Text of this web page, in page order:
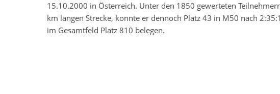
15.10.2000 in Österreich. Unter den 1850 gewerteten
km langen Strecke, konnte er dennoch Platz 43 in M50 nach
im Gesamtfeld Platz 810 belegen.